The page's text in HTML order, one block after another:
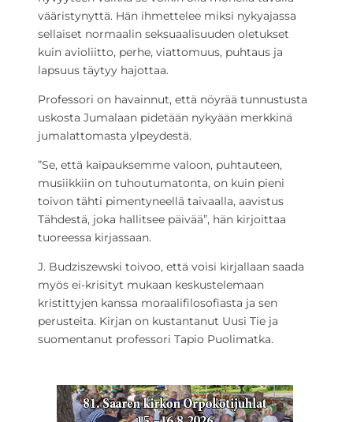
vääristynyttä. Hän ihmettelee miksi nykyajassa
sellaiset normaalin seksuaalisuuden oletukset
kuin avioliitto, perhe, viattomuus, puhtaus ja
lapsuus täytyy hajottaa.
Professori on havainnut, että nöyrää tunnustusta
uskosta Jumalaan pidetään nykyään merkkinä
jumalattomasta ylpeydestä.
”Se, että kaipauksemme valoon, puhtauteen,
musiikkiin on tuhoutumatonta, on kuin pieni
toivon tähti pimentyneellä taivaalla, aavistus
Tähdestä, joka hallitsee päivää”, hän kirjoittaa
tuoreessa kirjassaan.
J. Budziszewski toivoo, että voisi kirjallaan saada
myös ei-krisityt mukaan keskustelemaan
kristittyjen kanssa moraalifilosofiasta ja sen
perusteita. Kirjan on kustantanut Uusi Tie ja
suomentanut professori Tapio Puolimatka.